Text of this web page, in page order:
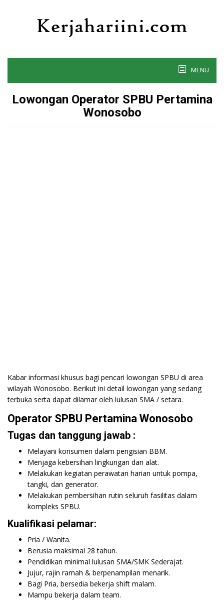
MENU
Lowongan Operator SPBU Pertamina
Wonosobo
Kabar informasi khusus bagi pencari lowongan SPBU di area
wilayah Wonosobo. Berikut ini detail lowongan yang sedang
terbuka serta dapat dilamar oleh lulusan SMA / setara.
Operator SPBU Pertamina Wonosobo
Tugas dan tanggung jawab :
Melayani konsumen dalam pengisian BBM.
Menjaga kebersihan lingkungan dan alat.
Melakukan kegiatan perawatan harian untuk pompa,
tangki, dan generator.
Melakukan pembersihan rutin seluruh fasilitas dalam
kompleks SPBU.
Kualifikasi pelamar:
Pria / Wanita.
Berusia maksimal 28 tahun.
Pendidikan minimal lulusan SMA/SMK Sederajat.
Jujur, rajin ramah & berpenampilan menarik.
Bagi Pria, bersedia bekerja shift malam.
Mampu bekerja dalam team.